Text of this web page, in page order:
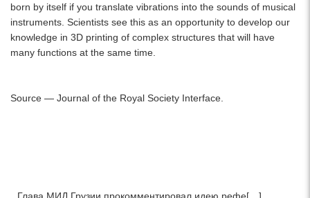
born by itself if you translate vibrations into the sounds of musical
instruments. Scientists see this as an opportunity to develop our
knowledge in 3D printing of complex structures that will have
many functions at the same time.
Source — Journal of the Royal Society Interface.